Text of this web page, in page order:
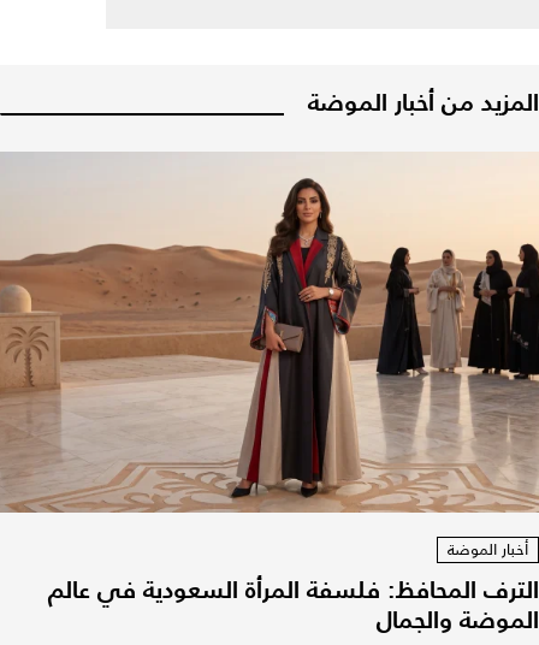
المزيد من أخبار الموضة
أخبار الموضة
الترف المحافظ: فلسفة المرأة السعودية في عالم
الموضة والجمال